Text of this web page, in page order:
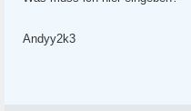
Andyy2k3